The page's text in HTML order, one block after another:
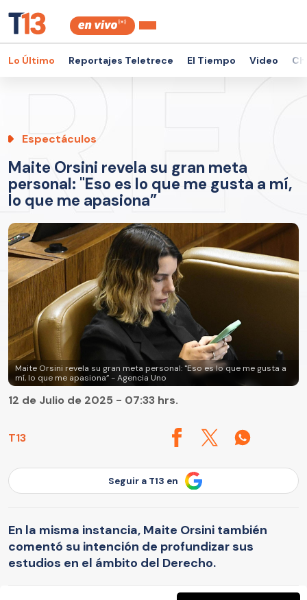
Lo Último Reportajes Teletrece El Tiempo Video
Espectáculos
Maite Orsini revela su gran meta
personal: "Eso es lo que me gusta a mí,
lo que me apasiona”
Maite Orsini revela su gran meta personal: "Eso es lo que me gusta a
mí, lo que me apasiona” - Agencia Uno
T13
12 de Julio de 2025 - 07:33 hrs.
Seguir a T13 en
En la misma instancia, Maite Orsini también
comentó su intención de profundizar sus
estudios en el ámbito del Derecho.